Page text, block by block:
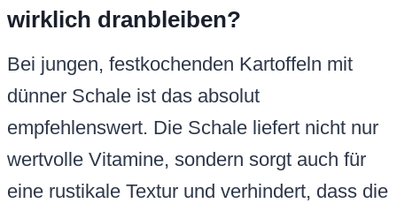
wirklich dranbleiben?
Bei jungen, festkochenden Kartoffeln mit
dünner Schale ist das absolut
empfehlenswert. Die Schale liefert nicht nur
wertvolle Vitamine, sondern sorgt auch für
eine rustikale Textur und verhindert, dass die